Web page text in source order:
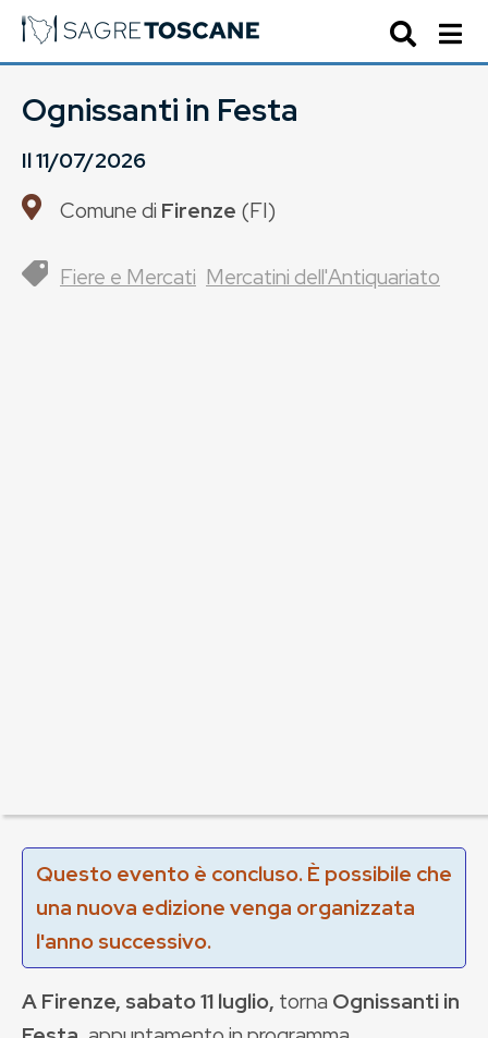
Ognissanti in Festa
Il11/07/2026
Comune di Firenze (FI)
Fiere e Mercati Mercatini dell'Antiquariato
Questo evento è concluso. È possibile che
una nuova edizione venga organizzata
l'anno successivo.
A Firenze, sabato 11 luglio, torna Ognissanti in